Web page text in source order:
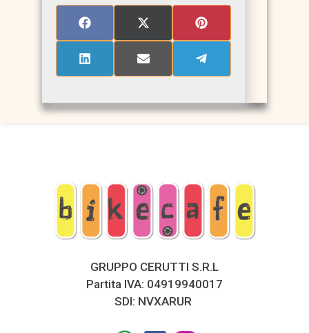
SHARE
FACEBOOK
SHARE
(TWITTER)
SHARE
PINTEREST
SHARE
SHARE
SHARE
GRUPPO CERUTTI S.R.L
Partita IVA: 04919940017
SDI: NVXARUR